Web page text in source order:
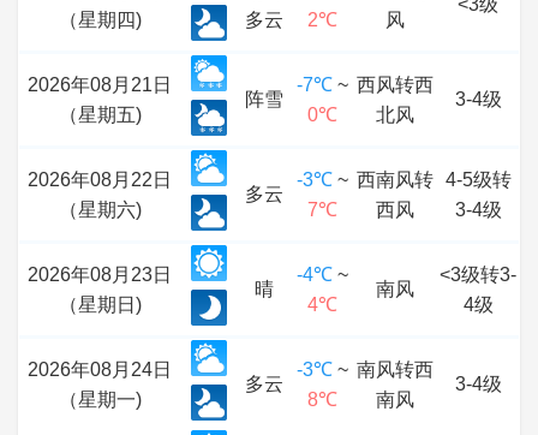
（星期四)
多云
2℃
风
<3级
2026年08月21日
（星期五)
阵雪
-7℃ ~
0℃
西风转西
北风
3-4级
2026年08月22日
（星期六)
多云
-3℃ ~
7℃
西南风转
西风
4-5级转
3-4级
2026年08月23日
（星期日)
晴
-4℃ ~
4℃
南风
<3级转3-
4级
2026年08月24日
（星期一)
多云
-3℃ ~
8℃
南风转西
南风
3-4级